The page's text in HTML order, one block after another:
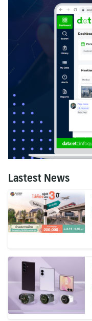
Lastest News